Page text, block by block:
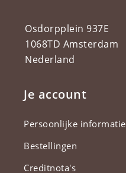
Osdorpplein 937E
1068TD Amsterdam
Nederland
Je account
Persoonlijke informatie
Bestellingen
Creditnota's